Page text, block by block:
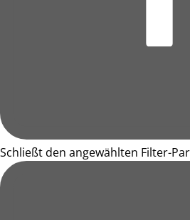
Schließt den angewählten Filter-